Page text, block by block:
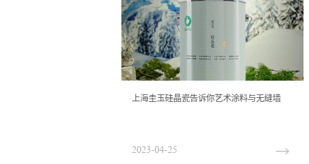
上海圭玉硅晶瓷告诉你艺术涂料与无缝墙
2023-04-25